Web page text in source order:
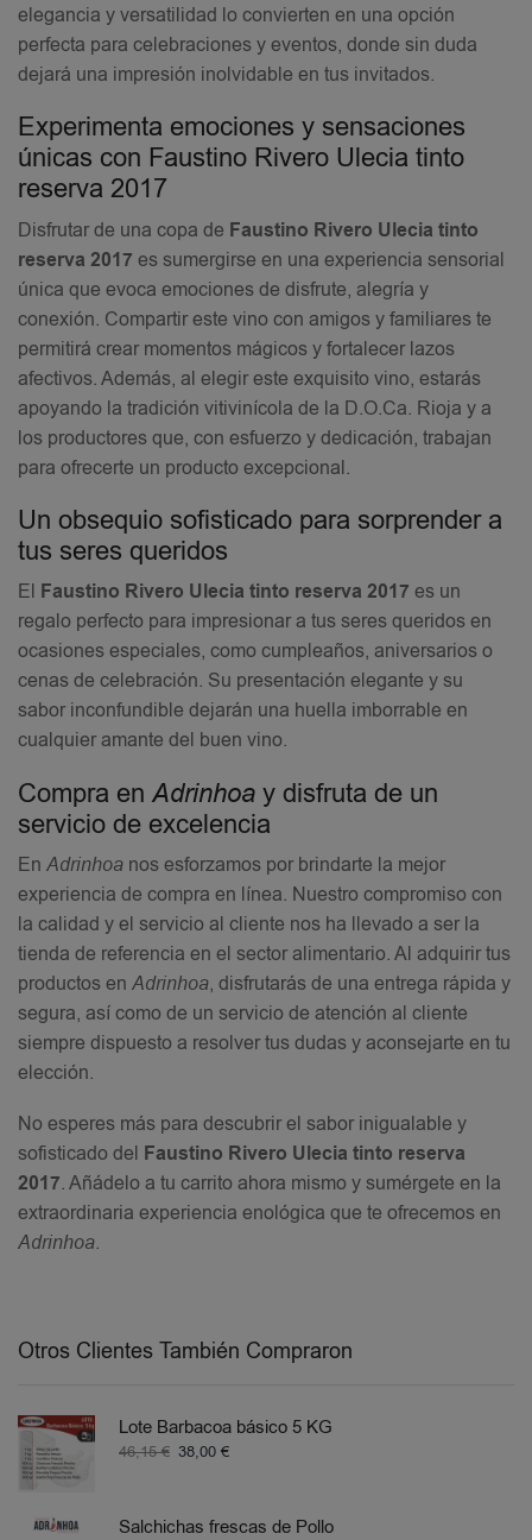
elegancia y versatilidad lo convierten en una opción
perfecta para celebraciones y eventos, donde sin duda
dejará una impresión inolvidable en tus invitados.
Experimenta emociones y sensaciones
únicas con Faustino Rivero Ulecia tinto
reserva 2017
Disfrutar de una copa de Faustino Rivero Ulecia tinto
reserva 2017 es sumergirse en una experiencia sensorial
única que evoca emociones de disfrute, alegría y
conexión. Compartir este vino con amigos y familiares te
permitirá crear momentos mágicos y fortalecer lazos
afectivos. Además, al elegir este exquisito vino, estarás
apoyando la tradición vitivinícola de la D.O.Ca. Rioja y a
los productores que, con esfuerzo y dedicación, trabajan
para ofrecerte un producto excepcional.
Un obsequio sofisticado para sorprender a
tus seres queridos
El Faustino Rivero Ulecia tinto reserva 2017 es un
regalo perfecto para impresionar a tus seres queridos en
ocasiones especiales, como cumpleaños, aniversarios o
cenas de celebración. Su presentación elegante y su
sabor inconfundible dejarán una huella imborrable en
cualquier amante del buen vino.
Compra en Adrinhoa y disfruta de un
servicio de excelencia
En Adrinhoa nos esforzamos por brindarte la mejor
experiencia de compra en línea. Nuestro compromiso con
la calidad y el servicio al cliente nos ha llevado a ser la
tienda de referencia en el sector alimentario. Al adquirir tus
productos en Adrinhoa, disfrutarás de una entrega rápida y
segura, así como de un servicio de atención al cliente
siempre dispuesto a resolver tus dudas y aconsejarte en tu
elección.
No esperes más para descubrir el sabor inigualable y
sofisticado del Faustino Rivero Ulecia tinto reserva
2017. Añádelo a tu carrito ahora mismo y sumérgete en la
extraordinaria experiencia enológica que te ofrecemos en
Adrinhoa.
Otros Clientes También Compraron
Lote Barbacoa básico 5 KG
46,15€ 38,00 €
Salchichas frescas de Pollo